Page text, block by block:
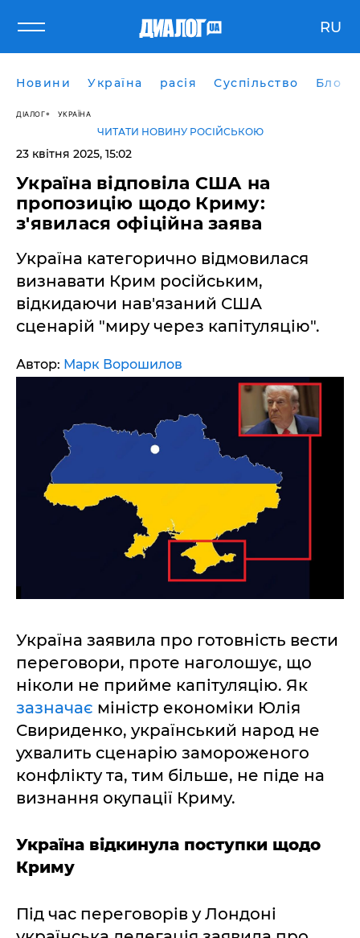
RU
Новини Україна расія Суспільство Блоги
ДІАЛОГ УКРАЇНА
ЧИТАТИ НОВИНУ РОСІЙСЬКОЮ
23 квітня 2025, 15:02
Україна відповіла США на
пропозицію щодо Криму:
з'явилася офіційна заява
Україна категорично відмовилася
визнавати Крим російським,
відкидаючи нав'язаний США
сценарій "миру через капітуляцію".
Автор: Марк Ворошилов
Україна заявила про готовність вести
переговори, проте наголошує, що
ніколи не прийме капітуляцію. Як
зазначає міністр економіки Юлія
Свириденко, український народ не
ухвалить сценарію замороженого
конфлікту та, тим більше, не піде на
визнання окупації Криму.
Україна відкинула поступки щодо
Криму
Під час переговорів у Лондоні